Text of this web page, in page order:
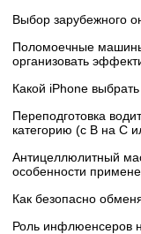
Выбор зарубежного
Поломоечные
организовать
Какой iPhone
Переподготовка
категорию (с B на C
Антицеллюлитный
особенности
Как безопасно
Роль инфлюенсеров